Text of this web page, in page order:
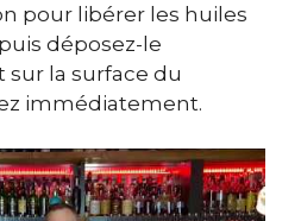
pour libérer les huiles
déposez-le
la surface du
immédiatement.